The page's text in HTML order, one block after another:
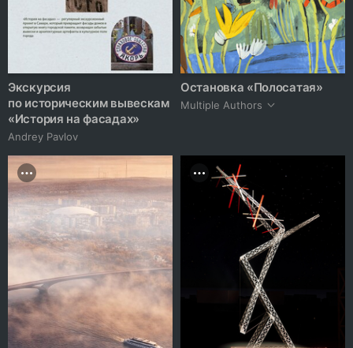
Экскурсия
по историческим вывескам
«История на фасадах»
Andrey Pavlov
Остановка «Полосатая»
Multiple Authors